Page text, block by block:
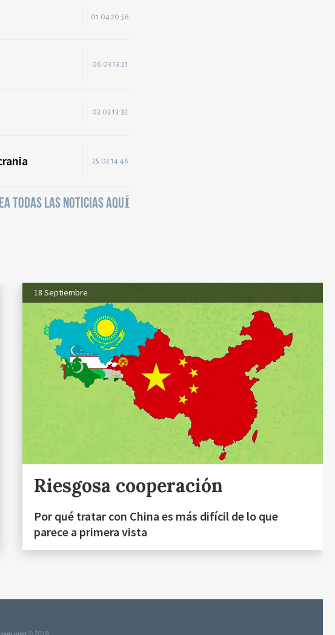
01.04 20:56
06.03 13:21
03.03 13:32
25.02 14:46
TODAS LAS NOTICIAS AQUÍ
18 Septiembre
Riesgosa cooperación
Por qué tratar con China es más difícil de lo que
parece a primera vista
© 2018